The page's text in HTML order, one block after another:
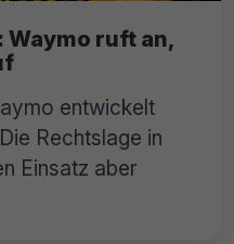
Waymo ruft an,
entwickelt
Rechtslage in
Einsatz aber